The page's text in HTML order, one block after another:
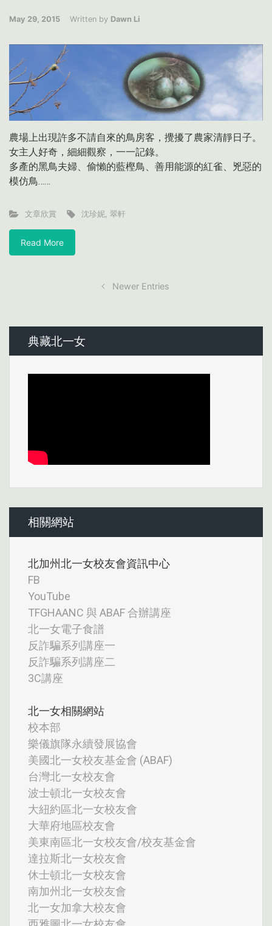
May 29, 2015 Written by Dawn Li
農場上出現許多不請自來的鳥房客，攪擾了農家清靜日子。
女主人好奇，細細觀察，一一記錄。
多產的黑鳥夫婦、偷懶的藍樫鳥、善用能源的紅雀、兇惡的
模仿鳥……
文章欣賞 沈珍妮 ,翠軒
Read More
Newer Entries
典藏北一女
相關網站
北加州北一女校友會資訊中心
FB
YouTube
TFGHAANC 與 ABAF 合辦講座
北一女電子食譜
反詐騙系列講座一
反詐騙系列講座二
3C講座
北一女相關網站
校本部
樂儀旗隊永續發展協會
美國北一女校友基金會 (ABAF)
台灣北一女校友會
波士頓北一女校友會
大紐約區北一女校友會
大華府地區校友會
美東南區北一女校友會/校友基金會
達拉斯北一女校友會
休士頓北一女校友會
南加州北一女校友會
北一女加拿大校友會